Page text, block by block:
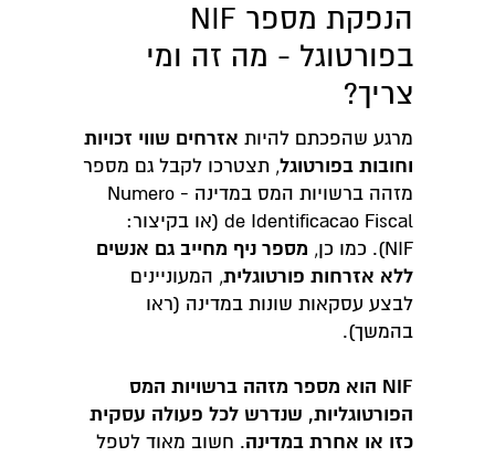
הנפקת מספר NIF
בפורטוגל - מה זה ומי
צריך?
מרגע שהפכתם להיות אזרחים שווי זכויות
וחובות בפורטוגל, תצטרכו לקבל גם מספר
מזהה ברשויות המס במדינה - Numero
de Identificacao Fiscal (או בקיצור:
NIF). כמו כן,
מספר ניף מחייב גם אנשים
ללא אזרחות פורטוגלית, המעוניינים
לבצע עסקאות שונות במדינה (ראו
בהמשך).
NIF הוא מספר מזהה ברשויות המס
הפורטוגליות, שנדרש לכל פעולה עסקית
כזו או אחרת במדינה. חשוב מאוד לטפל